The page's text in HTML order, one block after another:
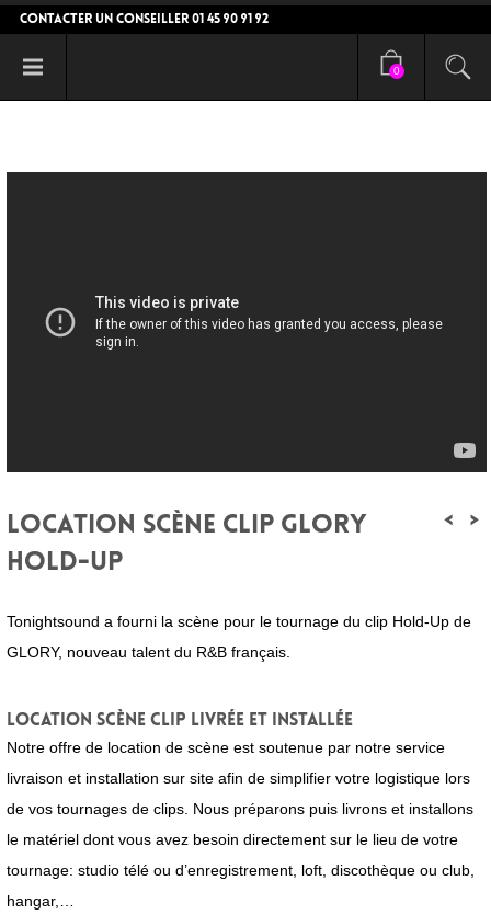
CONTACTER UN CONSEILLER 01 45 90 91 92
0
< >
LOCATION SCÈNE CLIP GLORY
HOLD-UP
Tonightsound a fourni la scène pour le tournage du clip Hold-Up de
GLORY, nouveau talent du R&B français.
Location scène clip livrée et installée
Notre offre de location de scène est soutenue par notre service
livraison et installation sur site afin de simplifier votre logistique lors
de vos tournages de clips. Nous préparons puis livrons et installons
le matériel dont vous avez besoin directement sur le lieu de votre
tournage: studio télé ou d’enregistrement, loft, discothèque ou club,
hangar,…